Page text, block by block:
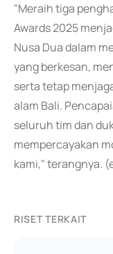
"Meraih tiga
Awards 2025
Nusa Dua dalam
yang berkesan,
serta tetap
alam Bali.
seluruh tim dan
mempercayakan
kami," terangnya.
RISET TERKAIT